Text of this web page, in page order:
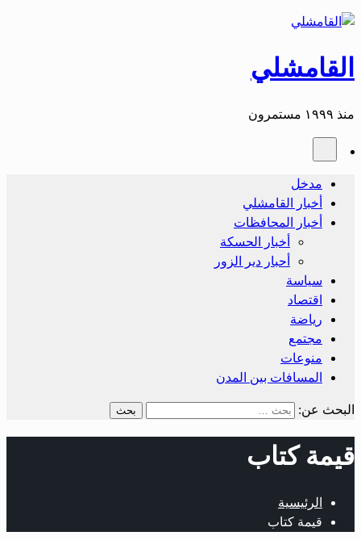
القامشلي
منذ ١٩٩٩ مستمرون
مدخل
أخبار القامشلي
أخبار المحافظات
أخبار الحسكة
أحبار دير الزور
سياسة
اقتصاد
رياضة
مجتمع
منوعات
المسافات بين المدن
البحث عن:
قيمة كتاب
الرئيسية
قيمة كتاب